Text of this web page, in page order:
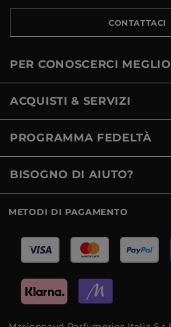
CONTATTACI
PER CONOSCERCI MEGLIO
ACQUISTI & SERVIZI
PROGRAMMA FEDELTÀ
BISOGNO DI AIUTO?
METODI DI PAGAMENTO